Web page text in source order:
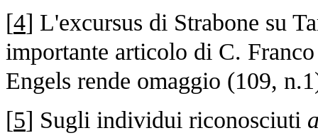
[4] L'excursus di Strabone su
importante articolo di C.
Engels rende omaggio (109,
[5] Sugli individui riconosciuti